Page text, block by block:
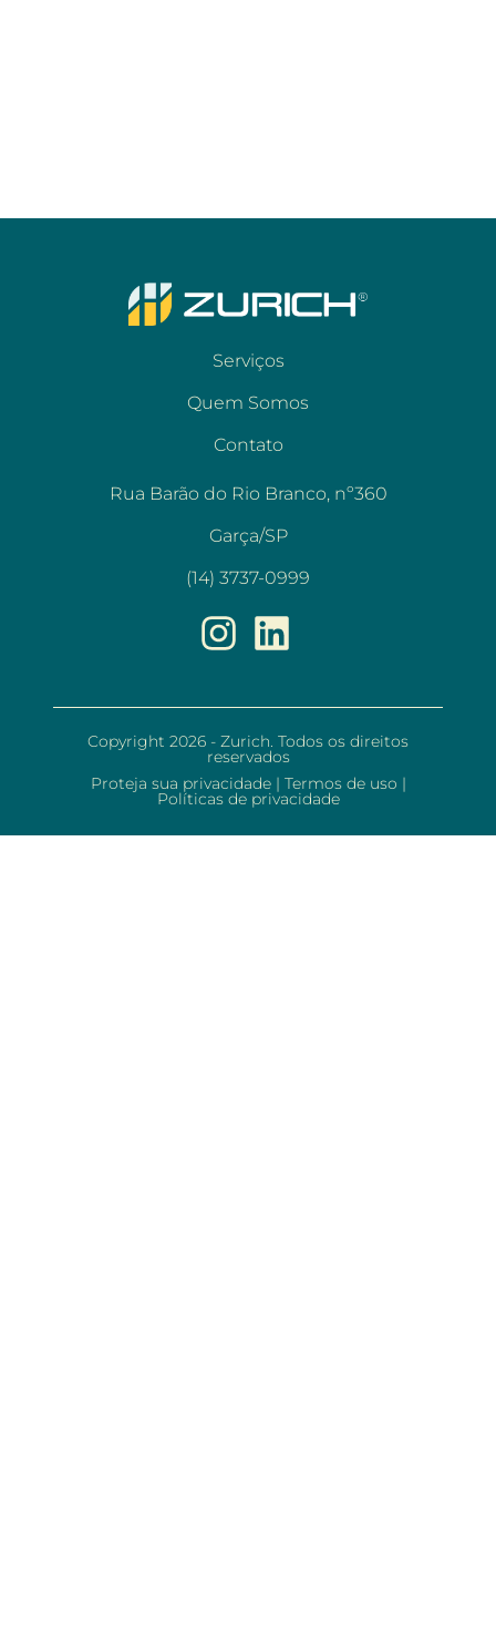
Serviços
Quem Somos
Contato
Rua Barão do Rio Branco, nº360
Garça/SP
(14) 3737-0999
Copyright 2026 - Zurich. Todos os direitos
reservados
Proteja sua privacidade | Termos de uso |
Políticas de privacidade